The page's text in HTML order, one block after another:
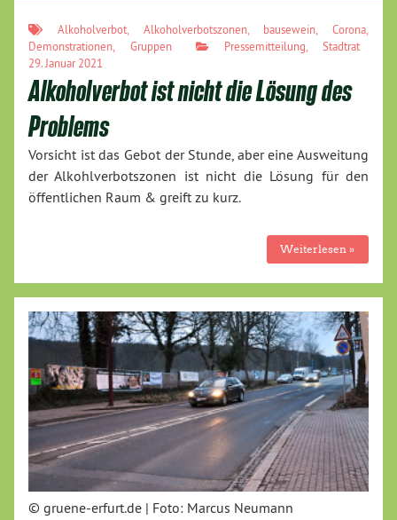
Alkoholverbot, Alkoholverbotszonen, bausewein, Corona,
Demonstrationen, Gruppen Pressemitteilung, Stadtrat
29. Januar 2021
Alkoholverbot ist nicht die Lösung des
Problems
Vorsicht ist das Gebot der Stunde, aber eine Ausweitung
der Alkohlverbotszonen ist nicht die Lösung für den
öffentlichen Raum & greift zu kurz.
Weiterlesen »
© gruene-erfurt.de | Foto: Marcus Neumann